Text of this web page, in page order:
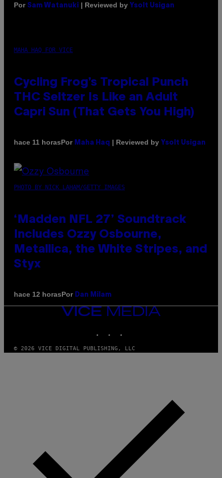
Por Sam Watanuki | Reviewed by Ysolt Usigan
MAHA HAQ FOR VICE
Cycling Frog’s Tropical Punch
THC Seltzer Is Like an Adult
Capri Sun (That Gets You High)
hace 11 horasPor Maha Haq | Reviewed by Ysolt Usigan
PHOTO BY NICK LAHAM/GETTY IMAGES
‘Madden NFL 27’ Soundtrack
Includes Ozzy Osbourne,
Metallica, the White Stripes, and
Styx
hace 12 horasPor Dan Milam
VICE
MEDIA
© 2026 VICE DIGITAL PUBLISHING, LLC